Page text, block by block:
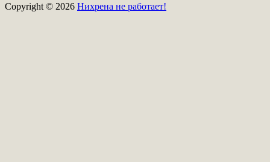
Copyright © 2026 Нихрена не работает!